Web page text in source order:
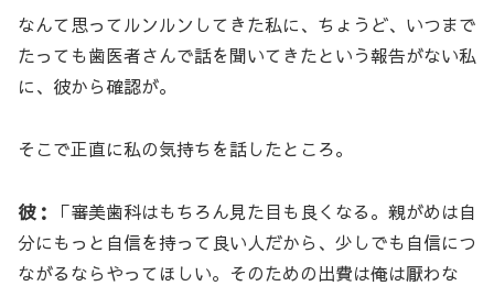
なんて思ってルンルンしてきた私に、ちょうど、いつまで
たっても歯医者さんで話を聞いてきたという報告がない私
に、彼から確認が。
そこで正直に私の気持ちを話したところ。
彼：
「審美歯科はもちろん見た目も良くなる。親がめは自
分にもっと自信を持って良い人だから、少しでも自信につ
ながるならやってほしい。そのための出費は俺は厭わな